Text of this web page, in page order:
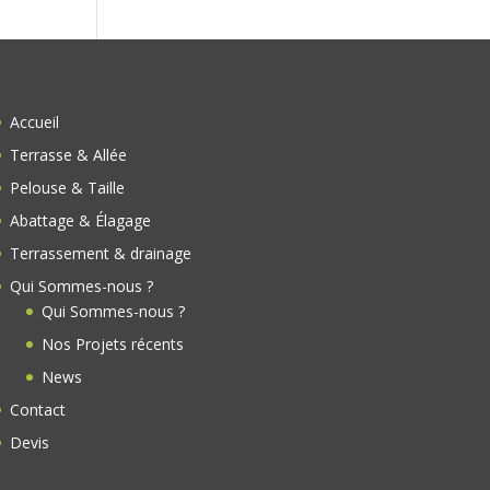
Accueil
Terrasse & Allée
Pelouse & Taille
Abattage & Élagage
Terrassement & drainage
Qui Sommes-nous ?
Qui Sommes-nous ?
Nos Projets récents
News
Contact
Devis